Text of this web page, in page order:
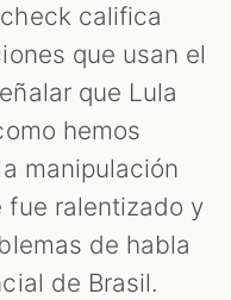
califica
que usan el
que Lula
hemos
manipulación
fue ralentizado y
de habla
de Brasil.